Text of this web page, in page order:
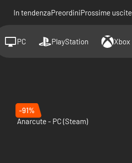
In tendenzaPreordiniProssime uscite
PC PlayStation Xbox
-91%
Anarcute - PC (Steam)